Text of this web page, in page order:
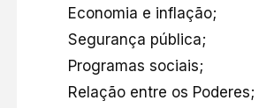
Economia e inflação;
Segurança pública;
Programas sociais;
Relação entre os Poderes;